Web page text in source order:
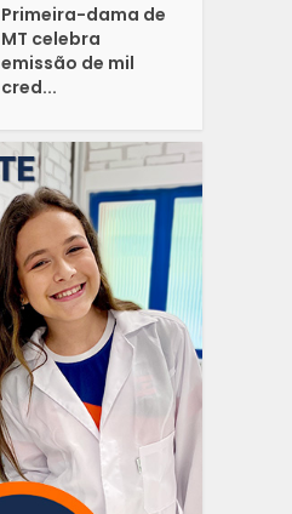
Primeira-dama de
MT celebra
emissão de mil
cred...